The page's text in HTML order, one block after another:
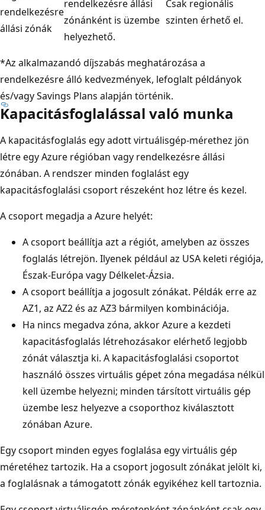
rendelkezésre
állási zónák
rendelkezésre állási
zónánként is üzembe
helyezhető.
Csak regionális
szinten érhető el.
*Az alkalmazandó díjszabás meghatározása a
rendelkezésre álló kedvezmények, lefoglalt példányok
és/vagy Savings Plans alapján történik.
Kapacitásfoglalással való munka
A kapacitásfoglalás egy adott virtuálisgép-mérethez jön
létre egy Azure régióban vagy rendelkezésre állási
zónában. A rendszer minden foglalást egy
kapacitásfoglalási csoport részeként hoz létre és kezel.
A csoport megadja a Azure helyét:
A csoport beállítja azt a régiót, amelyben az összes
foglalás létrejön. Ilyenek például az USA keleti régiója,
Észak-Európa vagy Délkelet-Ázsia.
A csoport beállítja a jogosult zónákat. Példák erre az
AZ1, az AZ2 és az AZ3 bármilyen kombinációja.
Ha nincs megadva zóna, akkor Azure a kezdeti
kapacitásfoglalás létrehozásakor elérhető legjobb
zónát választja ki. A kapacitásfoglalási csoportot
használó összes virtuális gépet zóna megadása nélkül
kell üzembe helyezni; minden társított virtuális gép
üzembe lesz helyezve a csoporthoz kiválasztott
zónában Azure.
Egy csoport minden egyes foglalása egy virtuális gép
méretéhez tartozik. Ha a csoport jogosult zónákat jelölt ki,
a foglalásnak a támogatott zónák egyikéhez kell tartoznia.